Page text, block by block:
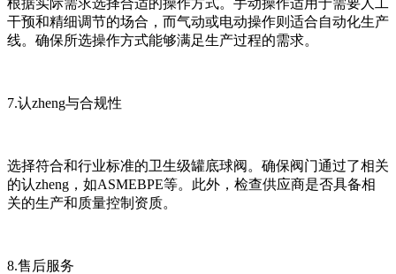
干预和精细调节的场合，而气动或电动操作则适合自动化生产
线。确保所选操作方式能够满足生产过程的需求。
7.认zheng与合规性
选择符合和行业标准的卫生级罐底球阀。确保阀门通过了相关
的认zheng，如ASMEBPE等。此外，检查供应商是否具备相
关的生产和质量控制资质。
8.售后服务